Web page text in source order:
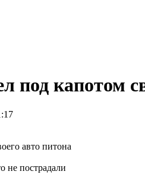
под капотом
не пострадали